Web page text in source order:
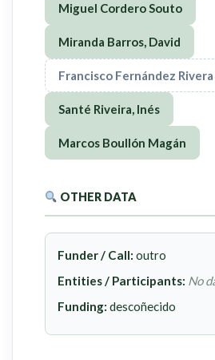
Miguel Cordero Souto
Miranda Barros, David
Francisco Fernández Rivera
Santé Riveira, Inés
Marcos Boullón Magán
OTHER DATA
Funder / Call: outro
Entities / Participants: No
Funding: descoñecido